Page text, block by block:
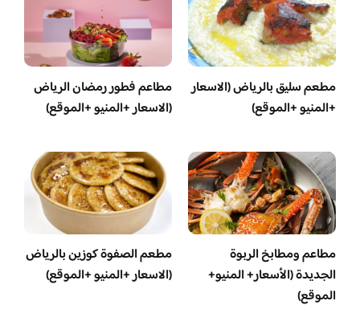
مطعم سليق بالرياض (الاسعار
+المنيو +الموقع)
مطاعم فطور رمضان الرياض
(الاسعار +المنيو +الموقع)
مطاعم ومطابخ الربوة
الجديدة (الأسعار+ المنيو+
الموقع)
مطعم الصفوة كوزين بالرياض
(الاسعار +المنيو +الموقع)